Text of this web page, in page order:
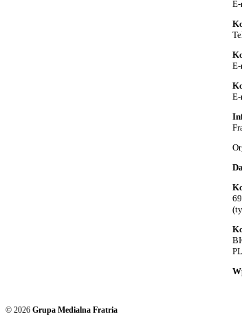
© 2026 Grupa Medialna Fratria